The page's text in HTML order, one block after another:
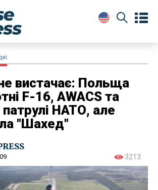
вистачає: Польща
F-16, AWACS та
патрулі НАТО, але
"Шахед"
3213